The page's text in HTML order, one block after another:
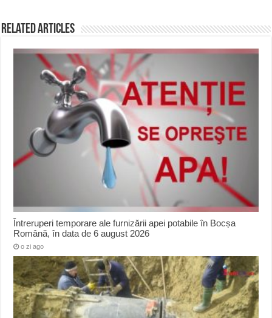
Related Articles
Întreruperi temporare ale furnizării apei potabile în Bocșa
Română, în data de 6 august 2026
o zi ago